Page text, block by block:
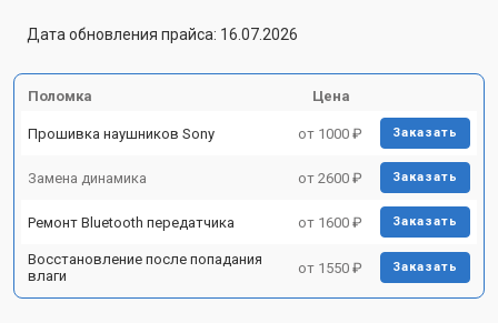
Дата обновления прайса: 16.07.2026
Поломка Цена
Прошивка наушников Sony от 1000 ₽ Заказать
Замена динамика от 2600 ₽ Заказать
Ремонт Bluetooth передатчика от 1600 ₽ Заказать
Восстановление после попадания
влаги
от 1550 ₽ Заказать